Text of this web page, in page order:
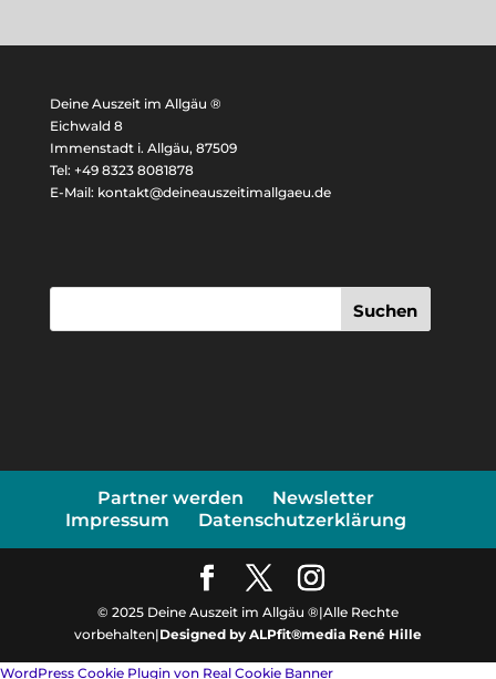
Deine Auszeit im Allgäu ®
Eichwald 8
Immenstadt i. Allgäu, 87509
Tel: +49 8323 8081878
E-Mail: kontakt@deineauszeitimallgaeu.de
Suchen
Partner werden
Newsletter
Impressum
Datenschutzerklärung
© 2025 Deine Auszeit im Allgäu ®|Alle Rechte
vorbehalten|Designed by ALPfit®media René Hille
WordPress Cookie Plugin von Real Cookie Banner